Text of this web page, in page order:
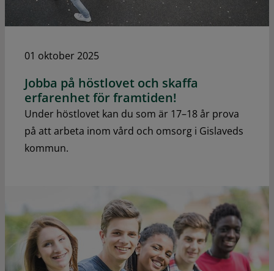
01 oktober 2025
Jobba på höstlovet och skaffa
erfarenhet för framtiden!
Under höstlovet kan du som är 17–18 år prova
på att arbeta inom vård och omsorg i Gislaveds
kommun.